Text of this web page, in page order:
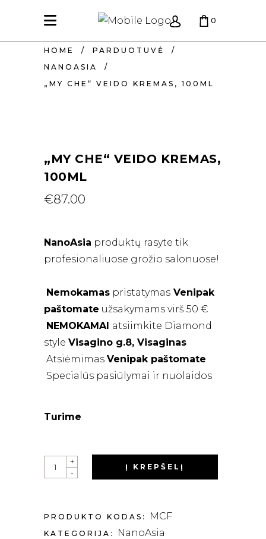
0
KREPŠELIS TUŠČIAS.
HOME / PARDUOTUVĖ
/
NANOASIA
/
„MY CHE“ VEIDO KREMAS, 100ML
„MY CHE“ VEIDO KREMAS,
100ML
€87.00
NanoAsia produktų rasyte tik
profesionaliuose grožio salonuose!
Nemokamas pristatymas Venipak
paštomate užsakymams virš 50 €
NEMOKAMAI atsiimkite Diamond
style Visagino g.8, Visaginas
Atsiėmimas Venipakpaštomate
Specialūs pasiūlymai ir nuolaidos
Turime
QUANTITY
-
+
Į KREPŠELĮ
PRODUKTO KODAS: MCF
KATEGORIJA: NanoAsia